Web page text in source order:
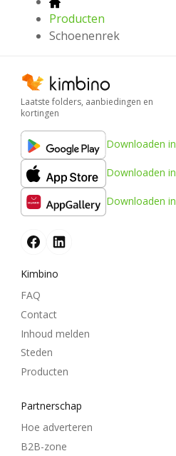
Producten
Schoenenrek
Laatste folders, aanbiedingen en
kortingen
Downloaden in
Downloaden in
Downloaden in
Kimbino
FAQ
Contact
Inhoud melden
Steden
Producten
Partnerschap
Hoe adverteren
B2B-zone